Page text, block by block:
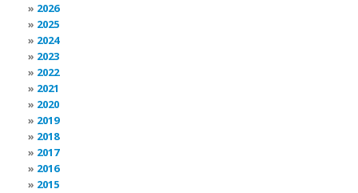
2026
2025
2024
2023
2022
2021
2020
2019
2018
2017
2016
2015